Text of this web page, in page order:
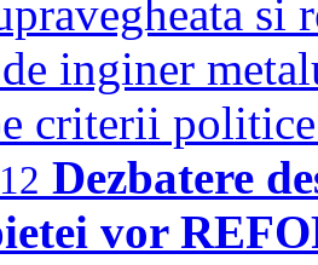
si
inginer
criterii
Dezbatere
vor